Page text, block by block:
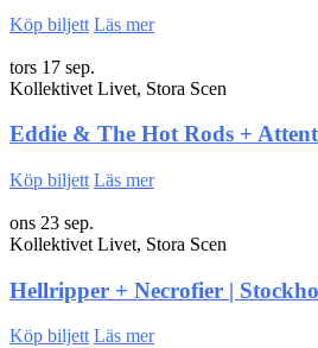
Köp biljett Läs mer
tors 17 sep.
Kollektivet Livet, Stora Scen
Eddie & The Hot Rods +
Köp biljett Läs mer
ons 23 sep.
Kollektivet Livet, Stora Scen
Hellripper + Necrofier |
Köp biljett Läs mer